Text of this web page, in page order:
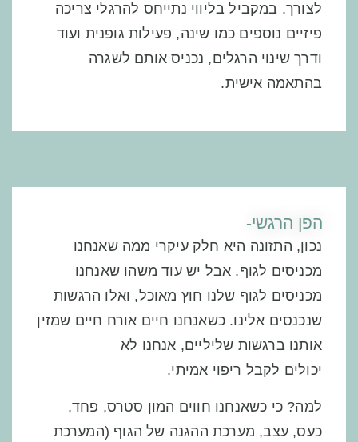
לצורך. במקביל בליווי נתייחס להרגלי צריכה
פיזיים נוספים כמו שינה, פעילות גופנית ועוד
ודרך שינוי הרגלים, נכניס אותם לשגרה
בהתאמה אישית.
הפן הרגשי-
נכון, התזונה היא חלק עיקרי ממה שאנחנו
מכניסים לגוף. אבל יש עוד משהו שאנחנו
מכניסים לגוף שלנו חוץ מאוכל, ואלו הרגשות
שנכנסים אלינו. כשאנחנו חיים אורח חיים שמזין
אותנו ברגשות שליליים, אנחנו לא
יכולים לקבל ריפוי אמיתי.
למה? כי כשאנחנו חווים המון סטרס, פחד,
כעס, עצב, מערכת ההגנה של הגוף (המערכת